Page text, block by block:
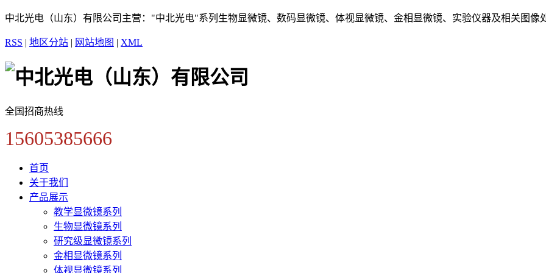
中北光电（山东）有限公司主营："中北光电"系列生物显微镜、数码显微镜、体视显微镜、金相显微镜、实验仪器及相关图像
RSS | 地区分站 | 网站地图 | XML
全国招商热线
15605385666
首页
关于我们
产品展示
教学显微镜系列
生物显微镜系列
研究级显微镜系列
金相显微镜系列
体视显微镜系列